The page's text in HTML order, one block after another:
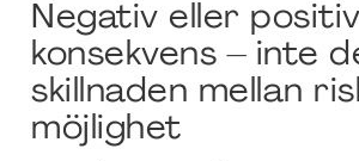
Negativ eller positiv
konsekvens – inte
skillnaden mellan
möjlighet